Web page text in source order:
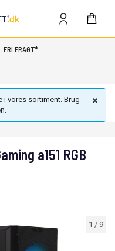
FRI FRAGT*
i vores sortiment. Brug
1 / 9
a151 RGB